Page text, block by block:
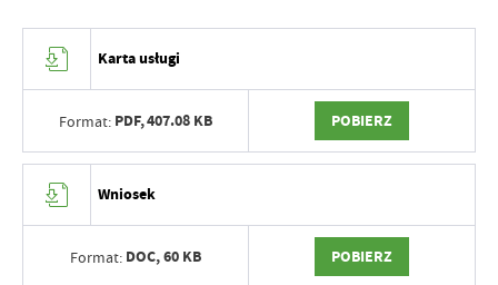
Karta usługi
Format: PDF,407.08 KB POBIERZ
Wniosek
Format: DOC,60 KB POBIERZ